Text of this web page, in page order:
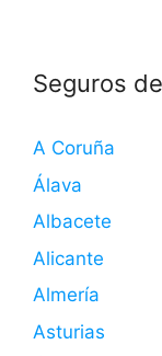
Seguros
A Coruña
Álava
Albacete
Alicante
Almería
Asturias